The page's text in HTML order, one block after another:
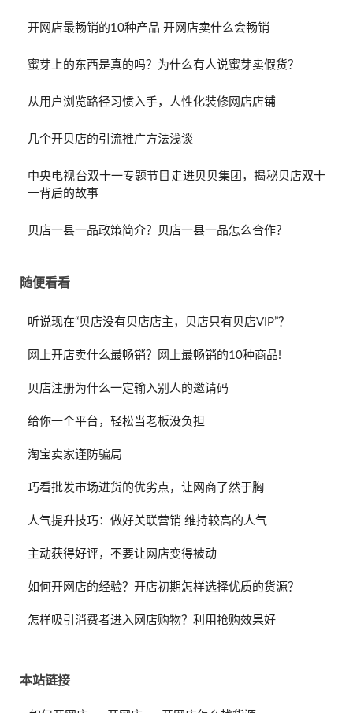
开网店最畅销的10种产品 开网店卖什么会畅销
蜜芽上的东西是真的吗？为什么有人说蜜芽卖假货？
从用户浏览路径习惯入手，人性化装修网店店铺
几个开贝店的引流推广方法浅谈
中央电视台双十一专题节目走进贝贝集团，揭秘贝店双十
一背后的故事
贝店一县一品政策简介？贝店一县一品怎么合作？
随便看看
听说现在“贝店没有贝店店主，贝店只有贝店VIP”？
网上开店卖什么最畅销？网上最畅销的10种商品!
贝店注册为什么一定输入别人的邀请码
给你一个平台，轻松当老板没负担
淘宝卖家谨防骗局
巧看批发市场进货的优劣点，让网商了然于胸
人气提升技巧：做好关联营销 维持较高的人气
主动获得好评，不要让网店变得被动
如何开网店的经验？开店初期怎样选择优质的货源？
怎样吸引消费者进入网店购物？利用抢购效果好
本站链接